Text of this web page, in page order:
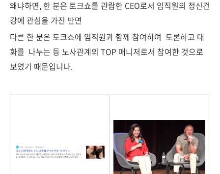
왜냐하면, 한 분은 토크쇼를 관람한 CEO로서 임직원의 정신건
강에 관심을 가진 반면
다른 한 분은 토크쇼에 임직원과 함께 참여하여 토론하고 대
화를 나누는 등 노사관계의 TOP 매니저로서 참여한 것으로
보였기 때문입니다.